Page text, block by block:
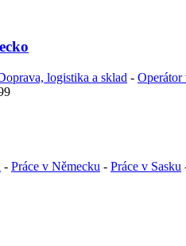
logistika a sklad -
- Práce v Německu - Práce v Sasku